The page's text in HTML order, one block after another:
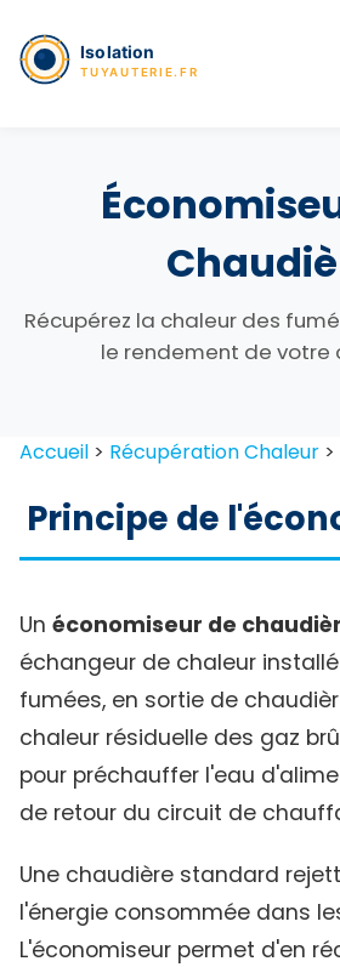
Récupérez la chaleur des
le rendement de votre
Accueil > Récupération Chaleur >
Principe de
Un économiseur de
échangeur de chaleur
fumées, en sortie de
chaleur résiduelle des gaz
pour préchauffer l'eau
de retour du circuit de
Une chaudière standard
l'énergie consommée dans
L'économiseur permet d'en